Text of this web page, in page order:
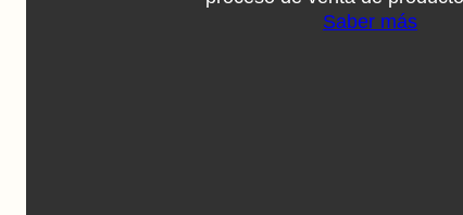
Saber más